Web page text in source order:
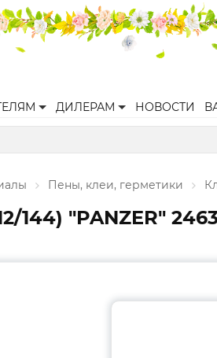
ДИЛЕРАМ НОВОСТИ
Пены, клеи, герметики
144) "PANZER"